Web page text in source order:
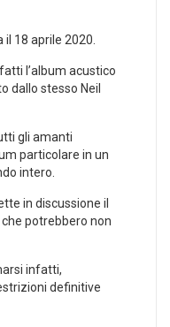
18 aprile 2020.
l’album acustico
dallo stesso Neil
gli amanti
particolare in un
intero.
in discussione il
potrebbero non
infatti,
definitive